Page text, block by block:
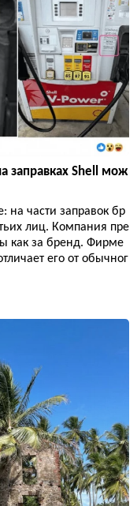
заправках Shell мож
на части заправок бр
лиц. Компания пре
как за бренд. Фирме
его от обычног